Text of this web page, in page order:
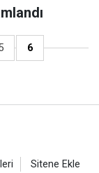
6
Sitene Ekle